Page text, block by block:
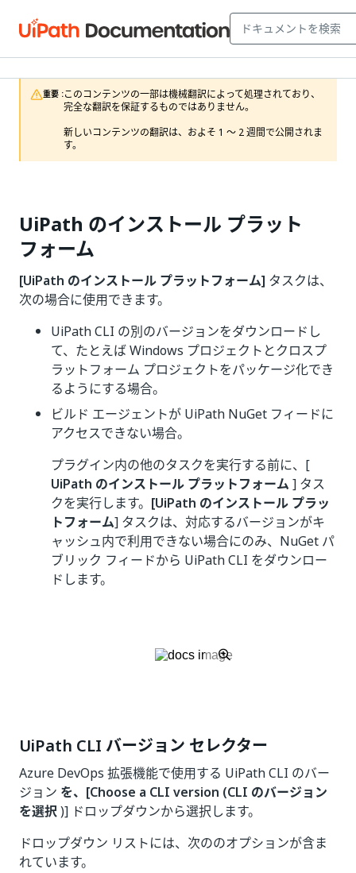
重要 :このコンテンツの一部は機械翻訳によって処理されており、
完全な翻訳を保証するものではありません。
新しいコンテンツの翻訳は、およそ 1 ～ 2 週間で公開されま
す。
UiPath のインストール プラット
フォーム
[UiPath のインストール プラットフォーム] タスクは、
次の場合に使用できます。
UiPath CLI の別のバージョンをダウンロードし
て、たとえば Windows プロジェクトとクロスプ
ラットフォーム プロジェクトをパッケージ化でき
るようにする場合。
ビルド エージェントが UiPath NuGet フィードに
アクセスできない場合。
プラグイン内の他のタスクを実行する前に、[
UiPath のインストール プラットフォーム ] タス
クを実行します。 [UiPath のインストール プラッ
トフォーム] タスクは、対応するバージョンがキ
ャッシュ内で利用できない場合にのみ、NuGet パ
ブリック フィードから UiPath CLI をダウンロー
ドします。
UiPath CLI バージョン セレクター
Azure DevOps 拡張機能で使用する UiPath CLI のバー
ジョン を、[Choose a CLI version (CLI のバージョン
を選択)] ドロップダウンから選択します。
ドロップダウン リストには、次ののオプションが含ま
れています。